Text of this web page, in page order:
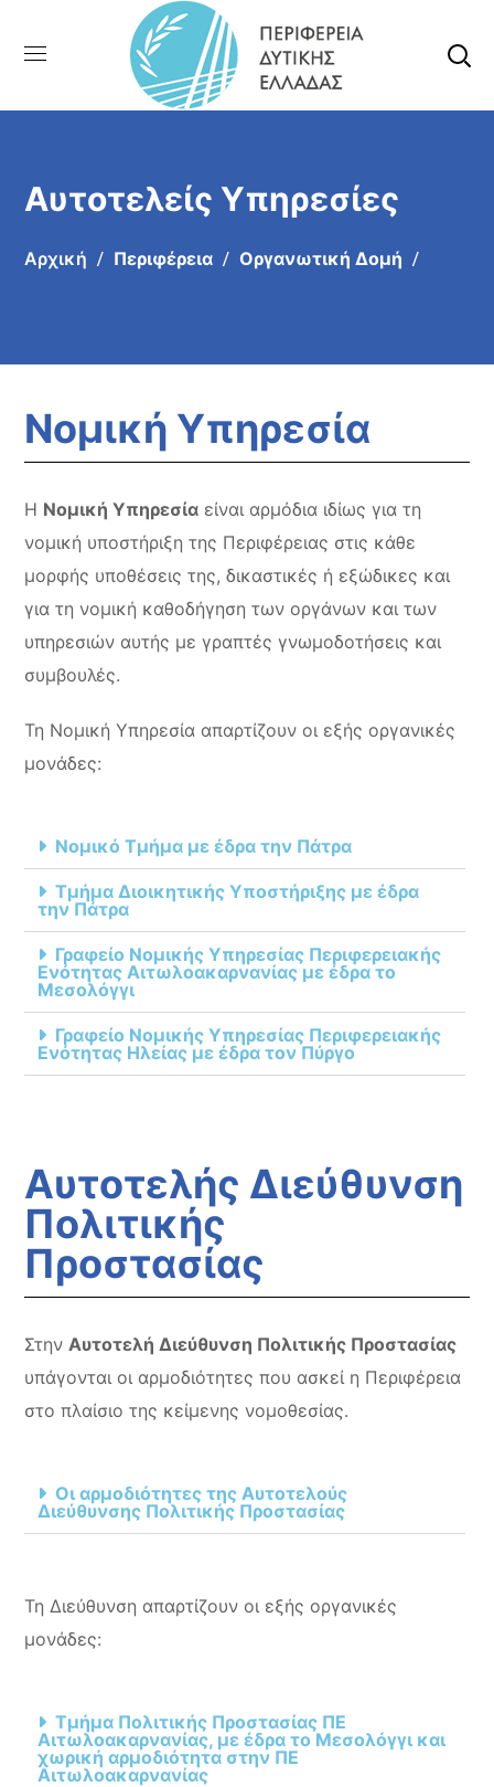
Αυτοτελείς Υπηρεσίες
Αρχική Περιφέρεια Οργανωτική Δομή
Νομική Υπηρεσία
Η Νομική Υπηρεσία είναι αρμόδια ιδίως για τη
νομική υποστήριξη της Περιφέρειας στις κάθε
μορφής υποθέσεις της, δικαστικές ή εξώδικες και
για τη νομική καθοδήγηση των οργάνων και των
υπηρεσιών αυτής με γραπτές γνωμοδοτήσεις και
συμβουλές.
Τη Νομική Υπηρεσία απαρτίζουν οι εξής οργανικές
μονάδες:
Νομικό Τμήμα με έδρα την Πάτρα
Τμήμα Διοικητικής Υποστήριξης με έδρα
την Πάτρα
Γραφείο Νομικής Υπηρεσίας Περιφερειακής
Ενότητας Αιτωλοακαρνανίας με έδρα το
Μεσολόγγι
Γραφείο Νομικής Υπηρεσίας Περιφερειακής
Ενότητας Ηλείας με έδρα τον Πύργο
Αυτοτελής Διεύθυνση
Πολιτικής
Προστασίας
ΣτηνΑυτοτελή Διεύθυνση Πολιτικής Προστασίας
υπάγονται οι αρμοδιότητες που ασκεί η Περιφέρεια
στο πλαίσιο της κείμενης νομοθεσίας.
Οι αρμοδιότητες της Αυτοτελούς
Διεύθυνσης Πολιτικής Προστασίας
Τη Διεύθυνση απαρτίζουν οι εξής οργανικές
μονάδες:
Τμήμα Πολιτικής Προστασίας ΠΕ
Αιτωλοακαρνανίας, με έδρα το Μεσολόγγι και
χωρική αρμοδιότητα στην ΠΕ
Αιτωλοακαρνανίας